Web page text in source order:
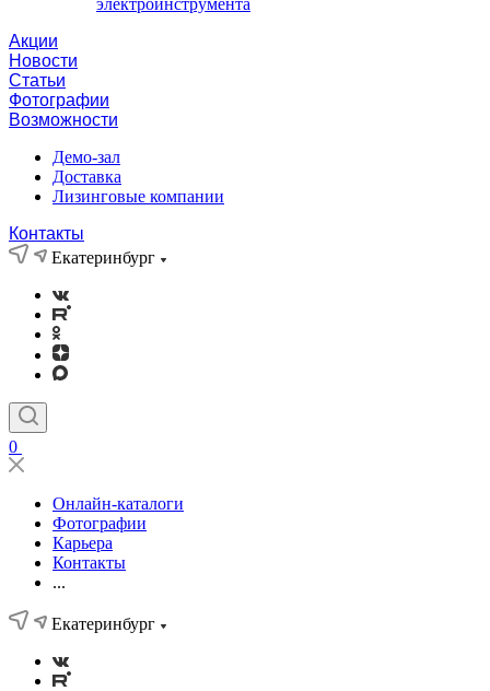
электроинструмента
Акции
Новости
Статьи
Фотографии
Возможности
Демо-зал
Доставка
Лизинговые компании
Контакты
Екатеринбург
0
Онлайн-каталоги
Фотографии
Карьера
Контакты
...
Екатеринбург